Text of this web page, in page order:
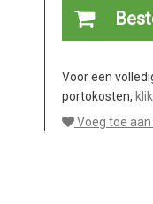
Voor een
portokosten,
Voeg toe